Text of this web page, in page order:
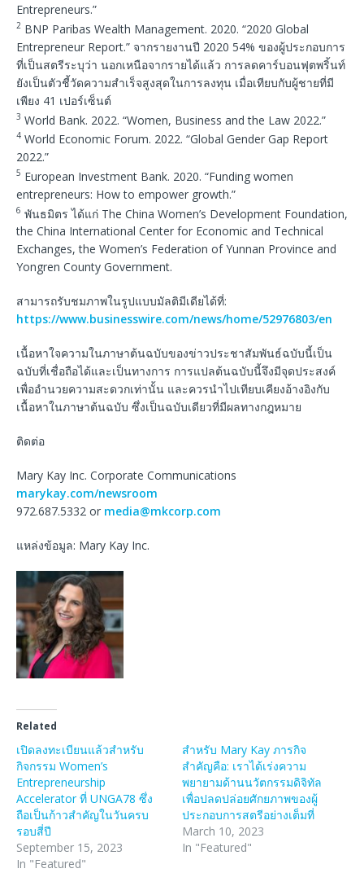
Entrepreneurs.”
2 BNP Paribas Wealth Management. 2020. “2020 Global
Entrepreneur Report.” จากรายงานปี 2020 54% ของผู้ประกอบการ
ที่เป็นสตรีระบุว่า นอกเหนือจากรายได้แล้ว การลดคาร์บอนฟุตพริ้นท์
ยังเป็นตัวชี้วัดความสำเร็จสูงสุดในการลงทุน เมื่อเทียบกับผู้ชายที่มี
เพียง 41 เปอร์เซ็นต์
3 World Bank. 2022. “Women, Business and the Law 2022.”
4 World Economic Forum. 2022. “Global Gender Gap Report
2022.”
5 European Investment Bank. 2020. “Funding women
entrepreneurs: How to empower growth.”
6 พันธมิตร ได้แก่ The China Women’s Development Foundation,
the China International Center for Economic and Technical
Exchanges, the Women’s Federation of Yunnan Province and
Yongren County Government.
สามารถรับชมภาพในรูปแบบมัลติมีเดียได้ที่:
https://www.businesswire.com/news/home/52976803/en
เนื้อหาใจความในภาษาต้นฉบับของข่าวประชาสัมพันธ์ฉบับนี้เป็น
ฉบับที่เชื่อถือได้และเป็นทางการ การแปลต้นฉบับนี้จึงมีจุดประสงค์
เพื่ออำนวยความสะดวกเท่านั้น และควรนำไปเทียบเคียงอ้างอิงกับ
เนื้อหาในภาษาต้นฉบับ ซึ่งเป็นฉบับเดียวที่มีผลทางกฎหมาย
ติดต่อ
Mary Kay Inc. Corporate Communications
marykay.com/newsroom
972.687.5332 or media@mkcorp.com
แหล่งข้อมูล: Mary Kay Inc.
Related
เปิดลงทะเบียนแล้วสำหรับ
กิจกรรม Women’s
Entrepreneurship
Accelerator ที่ UNGA78 ซึ่ง
ถือเป็นก้าวสำคัญในวันครบ
รอบสี่ปี
September 15, 2023
In "Featured"
สำหรับ Mary Kay ภารกิจ
สำคัญคือ: เราได้เร่งความ
พยายามด้านนวัตกรรมดิจิทัล
เพื่อปลดปล่อยศักยภาพของผู้
ประกอบการสตรีอย่างเต็มที่
March 10, 2023
In "Featured"